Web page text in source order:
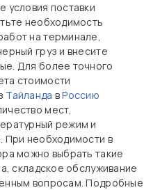
условия поставки
необходимость
на терминале,
груз и внесите
Для более точного
стоимости
Тайланда вРоссию
мест,
режим и
При необходимости в
можно выбрать такие
складское обслуживание
вопросам. Подробные